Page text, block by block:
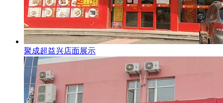
聚成超益兴店面展示